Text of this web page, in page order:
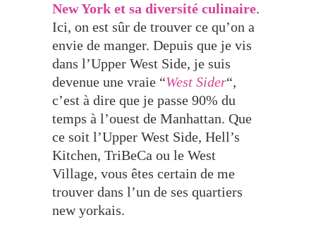
New York et sa diversité culinaire.
Ici, on est sûr de trouver ce qu’on a
envie de manger. Depuis que je vis
dans l’Upper West Side, je suis
devenue une vraie “West Sider“,
c’est à dire que je passe 90% du
temps à l’ouest de Manhattan. Que
ce soit l’Upper West Side, Hell’s
Kitchen, TriBeCa ou le West
Village, vous êtes certain de me
trouver dans l’un de ses quartiers
new yorkais.